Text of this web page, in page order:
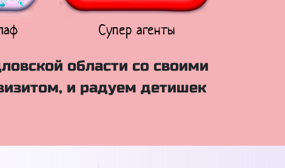
Супер агенты
области со своими
и радуем детишек